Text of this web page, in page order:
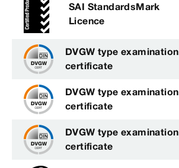
SAI StandardsMark
Licence
DVGW type examination
certificate
DVGW type examination
certificate
DVGW type examination
certificate